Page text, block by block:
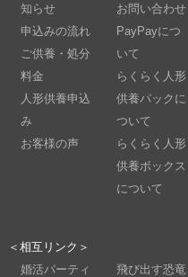
知らせ
申込みの流れ
ご供養・処分
料金
人形供養申込
み
お客様の声
お問い合わせ
PayPayにつ
いて
らくらく人形
供養パックに
ついて
らくらく人形
供養ボックス
について
＜相互リンク＞
婚活パーティ
飛び出す恐竜